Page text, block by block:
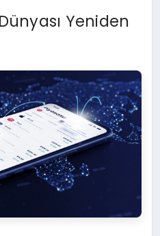
Yeniden